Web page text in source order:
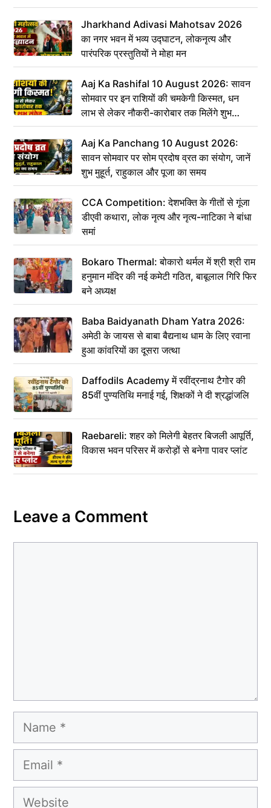
Jharkhand Adivasi Mahotsav 2026
का नगर भवन में भव्य उद्घाटन, लोकनृत्य और
पारंपरिक प्रस्तुतियों ने मोहा मन
Aaj Ka Rashifal 10 August 2026: सावन
सोमवार पर इन राशियों की चमकेगी किस्मत, धन
लाभ से लेकर नौकरी-कारोबार तक मिलेंगे शुभ
संकेत
Aaj Ka Panchang 10 August 2026:
सावन सोमवार पर सोम प्रदोष व्रत का संयोग, जानें
शुभ मुहूर्त, राहुकाल और पूजा का समय
CCA Competition: देशभक्ति के गीतों से गूंजा
डीएवी कथारा, लोक नृत्य और नृत्य-नाटिका ने बांधा
समां
Bokaro Thermal: बोकारो थर्मल में श्री श्री राम
हनुमान मंदिर की नई कमेटी गठित, बाबूलाल गिरि फिर
बने अध्यक्ष
Baba Baidyanath Dham Yatra 2026:
अमेठी के जायस से बाबा बैद्यनाथ धाम के लिए रवाना
हुआ कांवरियों का दूसरा जत्था
Daffodils Academy में रवींद्रनाथ टैगोर की
85वीं पुण्यतिथि मनाई गई, शिक्षकों ने दी श्रद्धांजलि
Raebareli: शहर को मिलेगी बेहतर बिजली आपूर्ति,
विकास भवन परिसर में करोड़ों से बनेगा पावर प्लांट
Leave a Comment
Name
Email
Website